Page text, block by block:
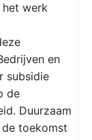
het werk
en
subsidie
de
Duurzaam
toekomst